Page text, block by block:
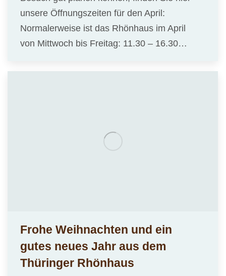
unsere Öffnungszeiten für den April:
Normalerweise ist das Rhönhaus im April
von Mittwoch bis Freitag: 11.30 – 16.30…
Frohe Weihnachten und ein
gutes neues Jahr aus dem
Thüringer Rhönhaus